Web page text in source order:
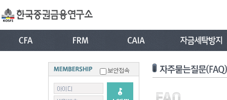
보안접속